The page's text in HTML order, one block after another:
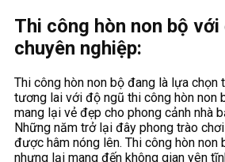
Thi công hòn non bộ
chuyên nghiệp:
Thi công hòn non bộ đang là lựa chọn
tương lai với độ ngũ thi công hòn non
mang lại vẻ đẹp cho phong cảnh nhà
Những năm trở lại đây phong trào
được hâm nóng lên. Thi công hòn non
nhưng lại mang đến không gian yên